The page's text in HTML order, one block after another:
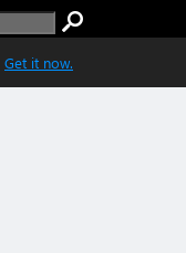
Get it now.